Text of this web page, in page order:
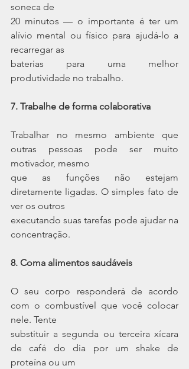
soneca de
20 minutos — o importante é ter um
alívio mental ou físico para ajudá-lo a
recarregar as
baterias para uma melhor
produtividade no trabalho.
7. Trabalhe de forma colaborativa
Trabalhar no mesmo ambiente que
outras pessoas pode ser muito
motivador, mesmo
que as funções não estejam
diretamente ligadas. O simples fato de
ver os outros
executando suas tarefas pode ajudar na
concentração.
8. Coma alimentos saudáveis
O seu corpo responderá de acordo
com o combustível que você colocar
nele. Tente
substituir a segunda ou terceira xícara
de café do dia por um shake de
proteína ou um